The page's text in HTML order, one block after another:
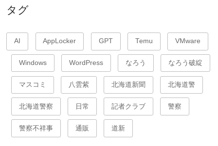
タグ
AI AppLocker GPT Temu VMware
Windows WordPress なろう なろう破綻
マスコミ 八雲紫 北海道新聞 北海道警
北海道警察 日常 記者クラブ 警察
警察不祥事 通販 道新